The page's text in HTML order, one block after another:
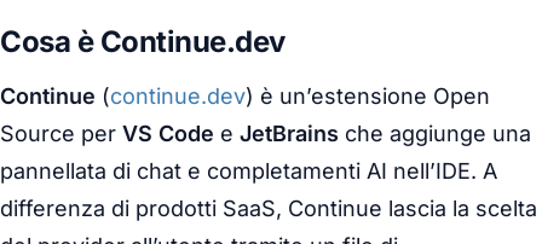
Cosa è Continue.dev
Continue (continue.dev) è un’estensione Open
Source per VS Code e JetBrains che aggiunge una
pannellata di chat e completamenti AI nell’IDE. A
differenza di prodotti SaaS, Continue lascia la scelta